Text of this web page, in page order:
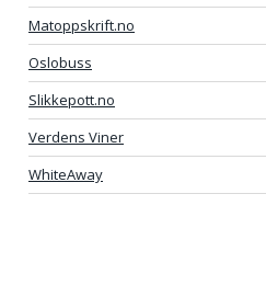
Matoppskrift.no
Oslobuss
Slikkepott.no
Verdens Viner
WhiteAway